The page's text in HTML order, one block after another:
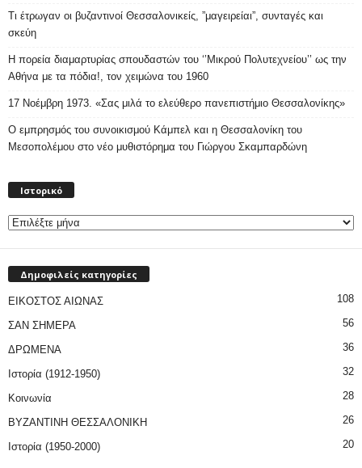
Τι έτρωγαν οι βυζαντινοί Θεσσαλονικείς, ”μαγειρείαι”, συνταγές και
σκεύη
Η πορεία διαμαρτυρίας σπουδαστών του ‘’Μικρού Πολυτεχνείου’’ ως την
Αθήνα με τα πόδια!, τον χειμώνα του 1960
17 Νοέμβρη 1973. «Σας μιλά το ελεύθερο πανεπιστήμιο Θεσσαλονίκης»
Ο εμπρησμός του συνοικισμού Κάμπελ και η Θεσσαλονίκη του
Μεσοπολέμου στο νέο μυθιστόρημα του Γιώργου Σκαμπαρδώνη
Ιστορικό
Δημοφιλείς κατηγορίες
ΕΙΚΟΣΤΟΣ ΑΙΩΝΑΣ 108
ΣΑΝ ΣΗΜΕΡΑ 56
ΔΡΩΜΕΝΑ 36
Ιστορία (1912-1950) 32
Κοινωνία 28
ΒΥΖΑΝΤΙΝΗ ΘΕΣΣΑΛΟΝΙΚΗ 26
Ιστορία (1950-2000) 20